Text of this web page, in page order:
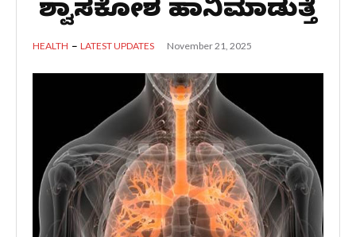
ಶ್ವಾಸಕೋಶ ಹಾನಿಮಾಡುತ್ತೆ
HEALTH LATEST UPDATES November 21, 2025